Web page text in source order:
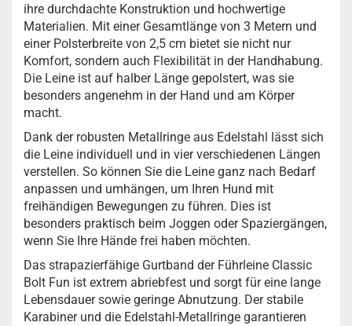
ihre durchdachte Konstruktion und hochwertige
Materialien. Mit einer Gesamtlänge von 3 Metern und
einer Polsterbreite von 2,5 cm bietet sie nicht nur
Komfort, sondern auch Flexibilität in der Handhabung.
Die Leine ist auf halber Länge gepolstert, was sie
besonders angenehm in der Hand und am Körper
macht.
Dank der robusten Metallringe aus Edelstahl lässt sich
die Leine individuell und in vier verschiedenen Längen
verstellen. So können Sie die Leine ganz nach Bedarf
anpassen und umhängen, um Ihren Hund mit
freihändigen Bewegungen zu führen. Dies ist
besonders praktisch beim Joggen oder Spaziergängen,
wenn Sie Ihre Hände frei haben möchten.
Das strapazierfähige Gurtband der Führleine Classic
Bolt Fun ist extrem abriebfest und sorgt für eine lange
Lebensdauer sowie geringe Abnutzung. Der stabile
Karabiner und die Edelstahl-Metallringe garantieren